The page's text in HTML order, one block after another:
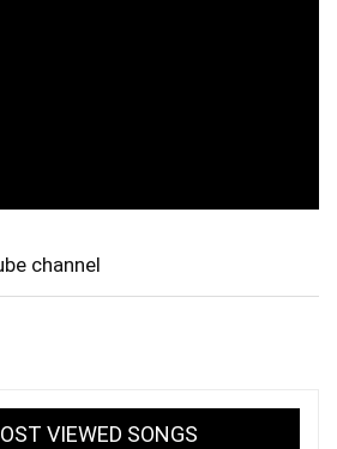
channel
VIEWED SONGS